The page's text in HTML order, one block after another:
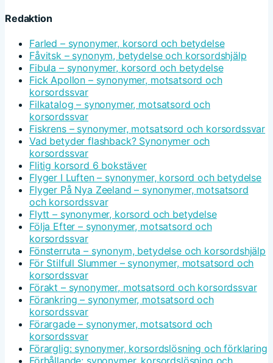
Redaktion
Farled – synonymer, korsord och betydelse
Fåvitsk – synonym, betydelse och korsordshjälp
Fibula – synonymer, korsord och betydelse
Fick Apollon – synonymer, motsatsord och
korsordssvar
Filkatalog – synonymer, motsatsord och
korsordssvar
Fiskrens – synonymer, motsatsord och korsordssvar
Vad betyder flashback? Synonymer och
korsordssvar
Flitig korsord 6 bokstäver
Flyger I Luften – synonymer, korsord och betydelse
Flyger På Nya Zeeland – synonymer, motsatsord
och korsordssvar
Flytt – synonymer, korsord och betydelse
Följa Efter – synonymer, motsatsord och
korsordssvar
Fönsterruta – synonym, betydelse och korsordshjälp
För Stilfull Slummer – synonymer, motsatsord och
korsordssvar
Förakt – synonymer, motsatsord och korsordssvar
Förankring – synonymer, motsatsord och
korsordssvar
Förargade – synonymer, motsatsord och
korsordssvar
Förarglig: synonymer, korsordslösning och förklaring
Förhållande: synonymer, korsordslösning och